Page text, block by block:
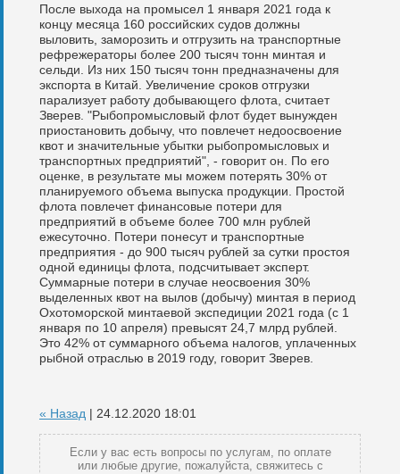
После выхода на промысел 1 января 2021 года к
концу месяца 160 российских судов должны
выловить, заморозить и отгрузить на транспортные
рефрежераторы более 200 тысяч тонн минтая и
сельди. Из них 150 тысяч тонн предназначены для
экспорта в Китай. Увеличение сроков отгрузки
парализует работу добывающего флота, считает
Зверев. "Рыбопромысловый флот будет вынужден
приостановить добычу, что повлечет недоосвоение
квот и значительные убытки рыбопромысловых и
транспортных предприятий", - говорит он. По его
оценке, в результате мы можем потерять 30% от
планируемого объема выпуска продукции. Простой
флота повлечет финансовые потери для
предприятий в объеме более 700 млн рублей
ежесуточно. Потери понесут и транспортные
предприятия - до 900 тысяч рублей за сутки простоя
одной единицы флота, подсчитывает эксперт.
Суммарные потери в случае неосвоения 30%
выделенных квот на вылов (добычу) минтая в период
Охотоморской минтаевой экспедиции 2021 года (с 1
января по 10 апреля) превысят 24,7 млрд рублей.
Это 42% от суммарного объема налогов, уплаченных
рыбной отраслью в 2019 году, говорит Зверев.
« Назад | 24.12.2020 18:01
Если у вас есть вопросы по услугам, по оплате
или любые другие, пожалуйста, свяжитесь с